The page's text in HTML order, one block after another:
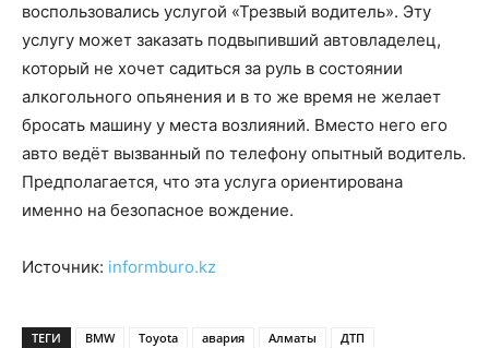
воспользовались услугой «Трезвый водитель». Эту
услугу может заказать подвыпивший автовладелец,
который не хочет садиться за руль в состоянии
алкогольного опьянения и в то же время не желает
бросать машину у места возлияний. Вместо него его
авто ведёт вызванный по телефону опытный водитель.
Предполагается, что эта услуга ориентирована
именно на безопасное вождение.
Источник: informburo.kz
ТЕГИ BMW Toyota авария Алматы
ДТП